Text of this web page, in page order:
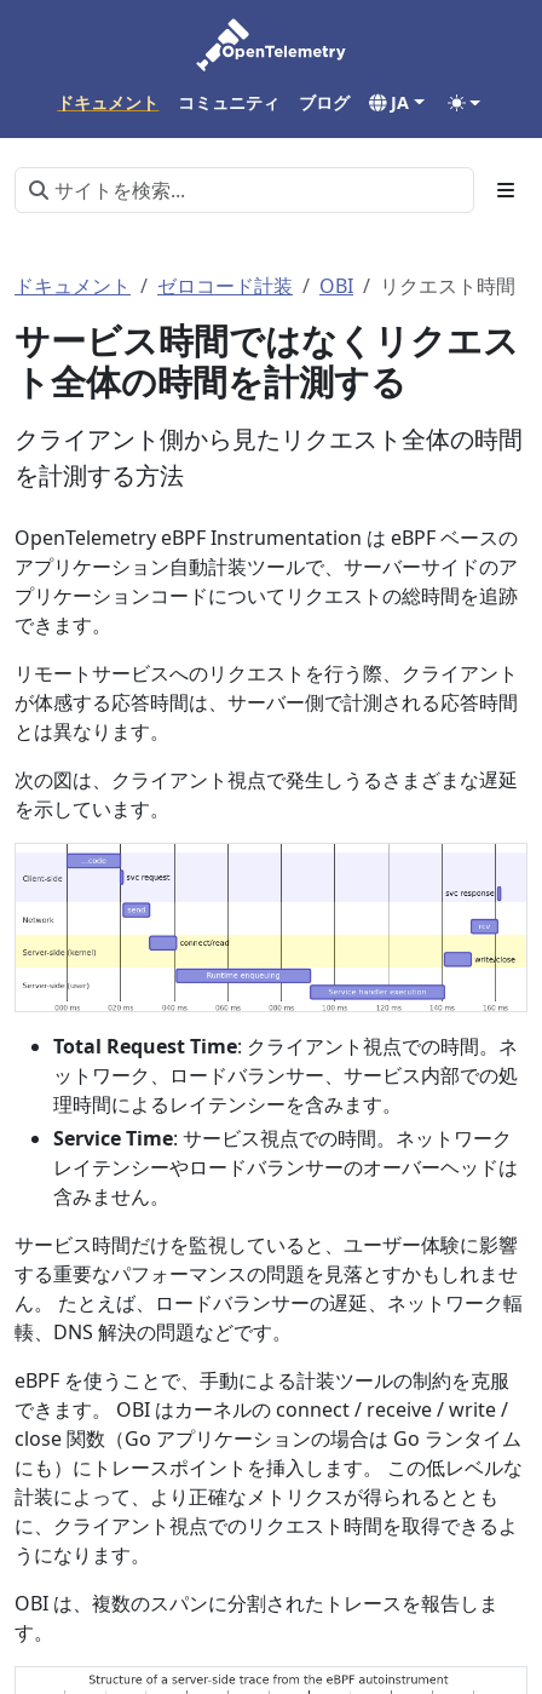
ドキュメント コミュニティ ブログ JA
ドキュメント ゼロコード計装 OBI リクエスト時間
サービス時間ではなくリクエス
ト全体の時間を計測する
クライアント側から見たリクエスト全体の時間
を計測する方法
OpenTelemetry eBPF Instrumentation は eBPF ベースの
アプリケーション自動計装ツールで、サーバーサイドのア
プリケーションコードについてリクエストの総時間を追跡
できます。
リモートサービスへのリクエストを行う際、クライアント
が体感する応答時間は、サーバー側で計測される応答時間
とは異なります。
次の図は、クライアント視点で発生しうるさまざまな遅延
を示しています。
Total Request Time: クライアント視点での時間。ネ
ットワーク、ロードバランサー、サービス内部での処
理時間によるレイテンシーを含みます。
Service Time: サービス視点での時間。ネットワーク
レイテンシーやロードバランサーのオーバーヘッドは
含みません。
サービス時間だけを監視していると、ユーザー体験に影響
する重要なパフォーマンスの問題を見落とすかもしれませ
ん。 たとえば、ロードバランサーの遅延、ネットワーク輻
輳、DNS 解決の問題などです。
eBPF を使うことで、手動による計装ツールの制約を克服
できます。 OBI はカーネルの connect / receive / write /
close 関数（Go アプリケーションの場合は Go ランタイム
にも）にトレースポイントを挿入します。 この低レベルな
計装によって、より正確なメトリクスが得られるととも
に、クライアント視点でのリクエスト時間を取得できるよ
うになります。
OBI は、複数のスパンに分割されたトレースを報告しま
す。